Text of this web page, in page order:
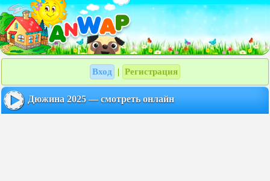
Вход Регистрация
Дюжина 2025 — смотреть онлайн